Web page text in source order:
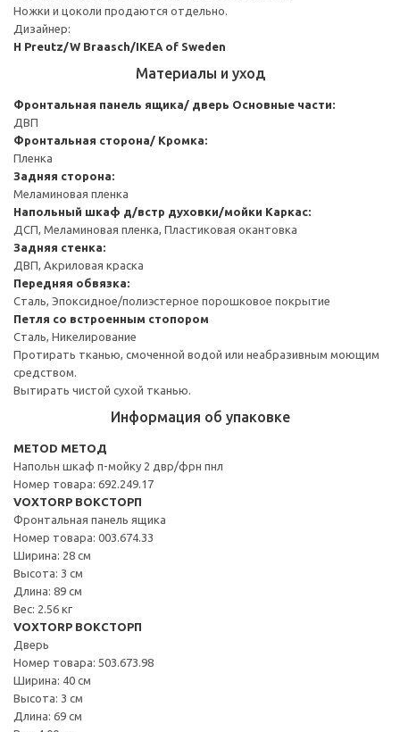
Ножки и цоколи продаются отдельно.
Дизайнер:
H Preutz/W Braasch/IKEA of Sweden
Материалы и уход
Фронтальная панель ящика/ дверь Основные части:
ДВП
Фронтальная сторона/ Кромка:
Пленка
Задняя сторона:
Меламиновая пленка
Напольный шкаф д/встр духовки/мойки Каркас:
ДСП, Меламиновая пленка, Пластиковая окантовка
Задняя стенка:
ДВП, Акриловая краска
Передняя обвязка:
Сталь, Эпоксидное/полиэстерное порошковое покрытие
Петля со встроенным стопором
Сталь, Никелирование
Протирать тканью, смоченной водой или неабразивным моющим
средством.
Вытирать чистой сухой тканью.
Информация об упаковке
METOD МЕТОД
Напольн шкаф п-мойку 2 двр/фрн пнл
Номер товара: 692.249.17
VOXTORP ВОКСТОРП
Фронтальная панель ящика
Номер товара: 003.674.33
Ширина: 28 см
Высота: 3 см
Длина: 89 см
Вес: 2.56 кг
VOXTORP ВОКСТОРП
Дверь
Номер товара: 503.673.98
Ширина: 40 см
Высота: 3 см
Длина: 69 см